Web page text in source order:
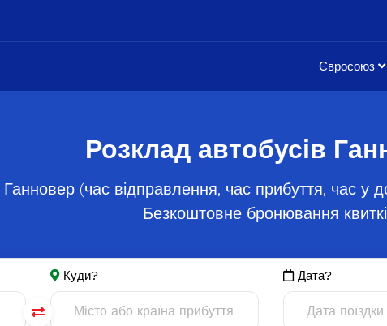
Євросоюз
Розклад автобусів
(час відправлення, час прибуття, час у
Безкоштовне бронювання
Куди? Дата?